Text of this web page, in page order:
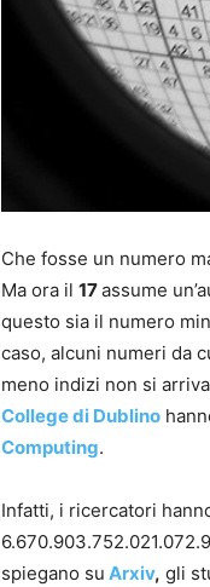
Che fosse un numero
Ma ora il 17assume
questo sia il numero
caso, alcuni numeri da
meno indizi non si
College di Dublino
Computing.
Infatti, i ricercatori
spiegano su Arxiv, gli